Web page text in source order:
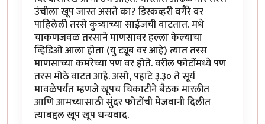
उंचीला खूप जास्त असते का? डिस्कव्हरी वगैरे वर
पाहिलेली तरसे कुत्र्याच्या साईजची वाटतात. मधे
चाकणजवळ तरसाने माणसावर हल्ला केल्याचा
व्हिडिओ आला होता (यु ट्यूब वर आहे) त्यात तरस
माणसाच्या कमरेच्या पण वर होते. वरील फोटोंमध्ये पण
तरस मोठे वाटत आहे. असो, पहाटे ३.३० ते सूर्य
मावळेपर्यंत म्हणजे खूपच चिकाटीने बैठक मारलीत
आणि आमच्यासाठी सुंदर फोटोंची मेजवानी दिलीत
त्याबद्दल खूप खूप धन्यवाद.